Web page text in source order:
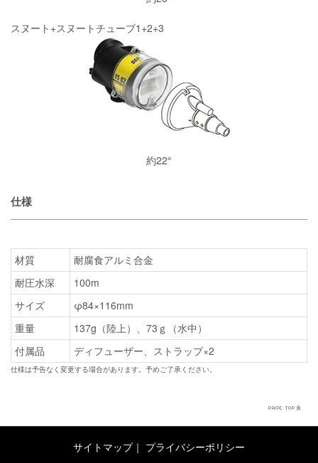
スヌート+スヌートチューブ1+2+3
約22°
仕様
材質
耐腐食アルミ合金
耐圧水深
100m
サイズ
φ84×116mm
重量
137g（陸上）、73ｇ（水中）
付属品
ディフューザー、ストラップ×2
仕様は予告なく変更する場合があります。予めご了承ください。
サイトマップ｜ プライバシーポリシー